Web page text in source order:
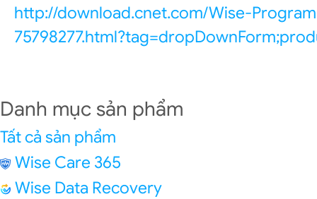
http://download.cnet.com/Wise-
Danh mục sản phẩm
Tất cả sản phẩm
Wise Care 365
Wise Data Recovery